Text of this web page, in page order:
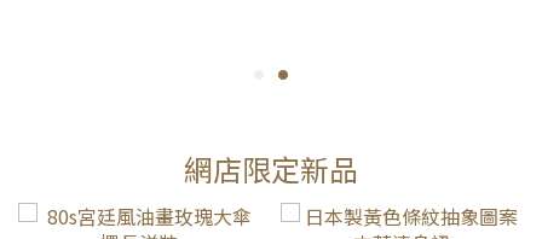
網店限定新品